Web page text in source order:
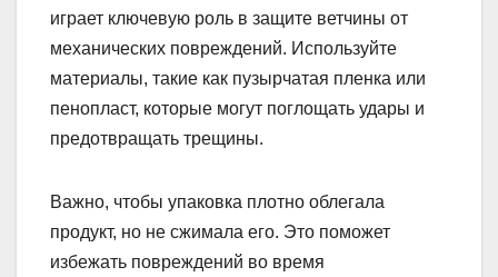
играет ключевую роль в защите ветчины от
механических повреждений. Используйте
материалы, такие как пузырчатая пленка или
пенопласт, которые могут поглощать удары и
предотвращать трещины.
Важно, чтобы упаковка плотно облегала
продукт, но не сжимала его. Это поможет
избежать повреждений во время